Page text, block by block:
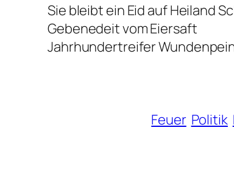
Sie bleibt ein Eid auf Heiland
Gebenedeit vom Eiersaft
Jahrhundertreifer
Feuer Politik